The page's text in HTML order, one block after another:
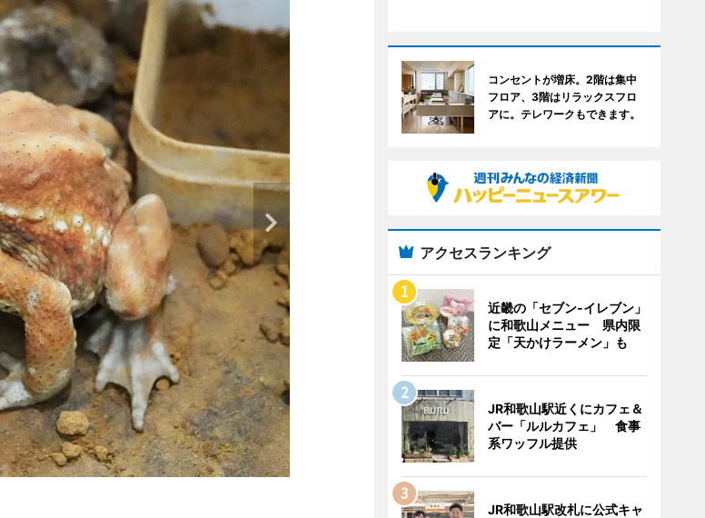
コンセントが増床。2階は集中
フロア、3階はリラックスフロ
アに。テレワークもできます。
アクセスランキング
近畿の「セブン-イレブン」
に和歌山メニュー 県内限
定「天かけラーメン」も
JR和歌山駅近くにカフェ＆
バー「ルルカフェ」 食事
系ワッフル提供
JR和歌山駅改札に公式キャ